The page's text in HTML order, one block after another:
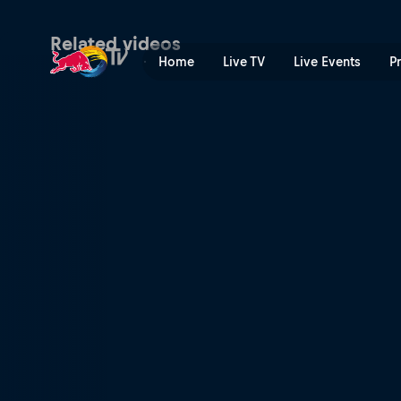
Home Live TV Live Events
Как снимать лесное
Related videos